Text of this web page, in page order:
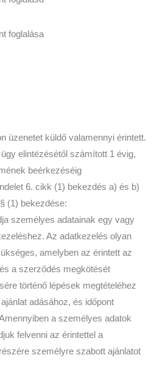
foglalása
üzenetet küldő valamennyi érintett.
elintézésétől számított 1 évig,
beérkezéséig
6. cikk (1) bekezdés a) és b)
(1) bekezdése:
személyes adatainak egy vagy
Az adatkezelés olyan
amelyben az érintett az
a szerződés megkötését
történő lépések megtételéhez
adásához, és időpont
a személyes adatok
felvenni az érintettel a
személyre szabott ajánlatot